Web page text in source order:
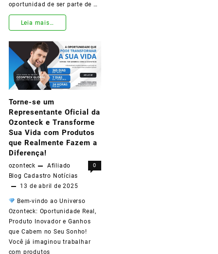
oportunidad de ser parte de …
¡Conviértete
Representante
Oficial
Ozonteck
Transforma
Tu
Vida
con
Productos
que
Realmente
Hacen
Leia mais…
Torne-se um
Representante Oficial da
Ozonteck e Transforme
Sua Vida com Produtos
que Realmente Fazem a
Diferença!
ozonteck
Afiliado
Blog Cadastro Notícias
13 de abril de 2025
0
Bem-vindo ao Universo
Ozonteck: Oportunidade Real,
Produto Inovador e Ganhos
que Cabem no Seu Sonho!
Você já imaginou trabalhar
com produtos